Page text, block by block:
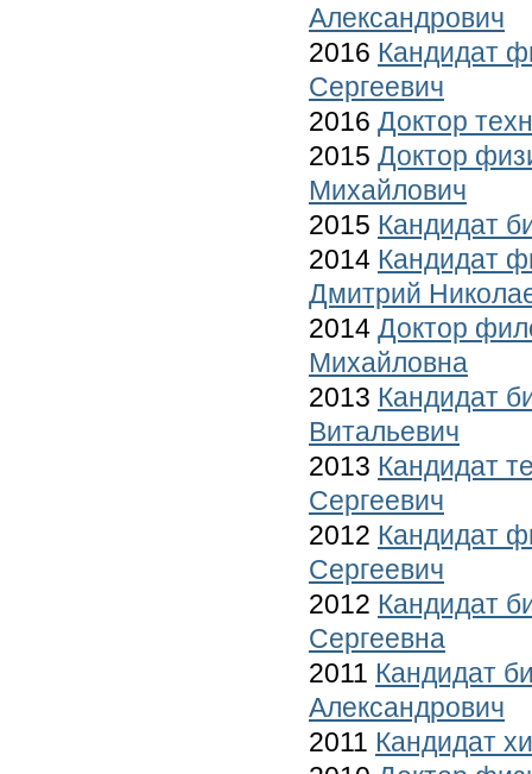
Александрович
2016 Кандидат
Сергеевич
2016 Доктор
2015 Доктор
Михайлович
2015 Кандидат
2014 Кандидат
Дмитрий
2014 Доктор
Михайловна
2013 Кандидат
Витальевич
2013 Кандидат
Сергеевич
2012 Кандидат
Сергеевич
2012 Кандидат
Сергеевна
2011 Кандидат
Александрович
2011 Кандидат